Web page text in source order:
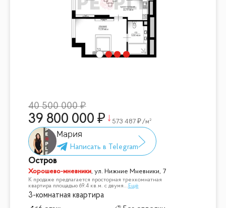
40 500 000
39 800 000 573 487 /м²
Мария
Остров
Хорошево-мневники, ул. Нижние Мневники, 7
К продаже предлагается просторная трехкомнатная
квартира площадью 69.4 кв.м. с двумя... Ещё
3-комнатная квартира